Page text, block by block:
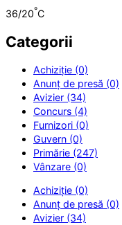
36/20°C
Categorii
Achiziție (0)
Anunț de presă (0)
Avizier (34)
Concurs (4)
Furnizori (0)
Guvern (0)
Primărie (247)
Vânzare (0)
Achiziție (0)
Anunț de presă (0)
Avizier (34)